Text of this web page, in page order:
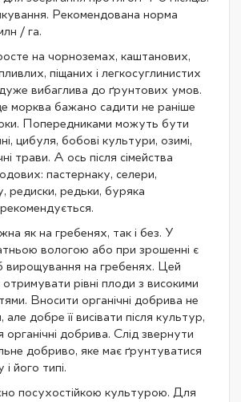
Рекомендована норма
/ га.
на чорноземах, каштанових,
піщаних і легкосуглинистих
вибаглива до ґрунтових умов.
морква бажано садити не раніше
Попередниками можуть бути
цибуля, бобові культури, озимі,
трави. А ось після сімейства
пастернаку, селери,
редиски, редьки, буряка
як на гребенях, так і без. У
вологою або при зрошенні є
вирощування на гребенях. Цей
рівні плоди з високими
Вносити органічні добрива не
добре її висівати після культур,
органічні добрива. Слід звернути
добриво, яке має ґрунтуватися
і його типі.
посухостійкою культурою. Для